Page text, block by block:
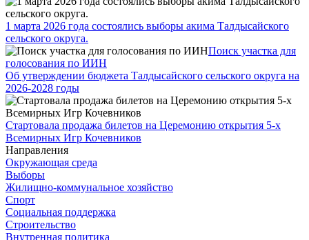
1 марта 2026 года состоялись выборы акима Талдысайского
сельского округа.
Поиск участка для
голосования по ИИН
Об утверждении бюджета Талдысайского сельского округа на
2026-2028 годы
Стартовала продажа билетов на Церемонию открытия 5-х
Всемирных Игр Кочевников
Направления
Окружающая среда
Выборы
Жилищно-коммунальное хозяйство
Спорт
Социальная поддержка
Строительство
Внутренная политика